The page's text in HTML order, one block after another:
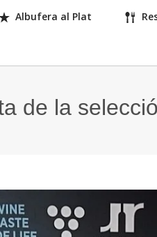
Albufera al Plat
de la